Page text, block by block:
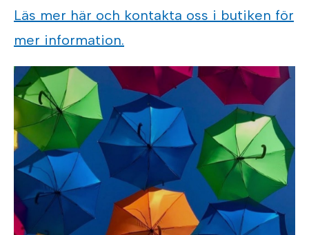
Läs mer här och kontakta oss i butiken för
mer information.